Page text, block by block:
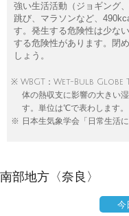
強い生活活動（ジョギング
跳び、マラソンなど、
す。発生する危険性は少な
する危険性があります。閉
しょう。
※ WBGT：Wet-Bulb Globe
体の熱収支に影響の大きい
す。単位は℃で表わします。
※ 日本生気象学会「日常生活
南部地方〈奈良〉
今